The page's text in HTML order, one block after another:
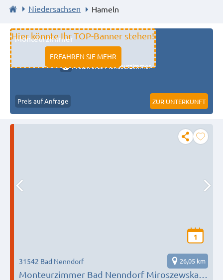
Niedersachsen Hameln
Hier könnte Ihr TOP-Banner stehen!
ERFAHREN SIE MEHR
Monteurzimmer
11333 fulda
Preiswerte Monteurzimmer
Preis auf Anfrage ZUR UNTERKUNFT
1
Monteurzimmer Bad Nenndorf Miroszewska
31542 Bad Nenndorf 26,05 km